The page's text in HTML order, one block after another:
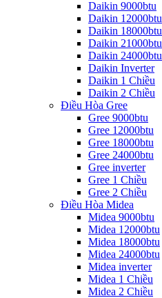
Daikin 9000btu
Daikin 12000btu
Daikin 18000btu
Daikin 21000btu
Daikin 24000btu
Daikin Inverter
Daikin 1 Chiều
Daikin 2 Chiều
Điều Hòa Gree
Gree 9000btu
Gree 12000btu
Gree 18000btu
Gree 24000btu
Gree inverter
Gree 1 Chiều
Gree 2 Chiều
Điều Hòa Midea
Midea 9000btu
Midea 12000btu
Midea 18000btu
Midea 24000btu
Midea inverter
Midea 1 Chiều
Midea 2 Chiều